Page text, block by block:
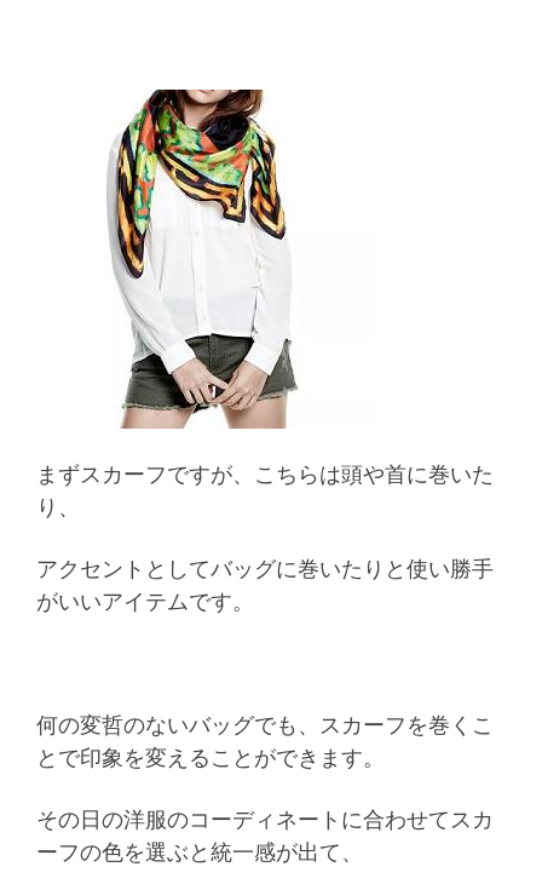
まずスカーフですが、こちらは頭や首に巻いた
り、
アクセントとしてバッグに巻いたりと使い勝手
がいいアイテムです。
何の変哲のないバッグでも、スカーフを巻くこ
とで印象を変えることができます。
その日の洋服のコーディネートに合わせてスカ
ーフの色を選ぶと統一感が出て、